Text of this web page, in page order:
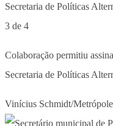
3 de 4
Colaboração permitiu
Secretaria de Políticas
Vinícius Schmidt/